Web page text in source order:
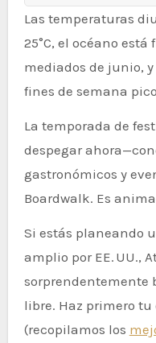
Las temperaturas
25°C, el océano
mediados de junio,
fines de semana
La temporada de
despegar
gastronómicos y
Boardwalk. Es
Si estás planeando
amplio por EE. UU.,
sorprendentemente
libre. Haz primero tu
(recopilamos los